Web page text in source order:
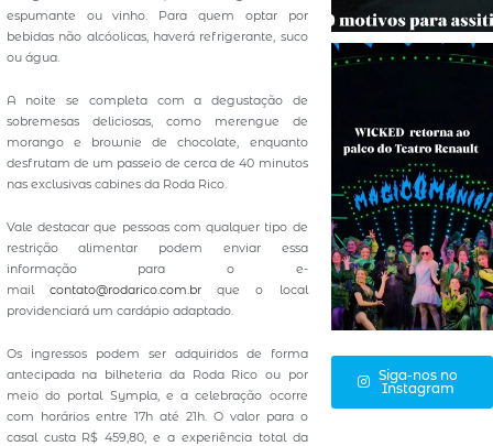
espumante ou vinho. Para quem optar por
bebidas não alcóolicas, haverá refrigerante, suco
ou água.
A noite se completa com a degustação de
sobremesas deliciosas, como merengue de
morango e brownie de chocolate, enquanto
desfrutam de um passeio de cerca de 40 minutos
nas exclusivas cabines da Roda Rico.
Vale destacar que pessoas com qualquer tipo de
restrição alimentar podem enviar essa
informação para o e-
mail contato@rodarico.com.br que o local
providenciará um cardápio adaptado.
Os ingressos podem ser adquiridos de forma
antecipada na bilheteria da Roda Rico ou por
meio do portal Sympla, e a celebração ocorre
com horários entre 17h até 21h. O valor para o
casal custa R$ 459,80, e a experiência total da
Siga-nos no
Instagram